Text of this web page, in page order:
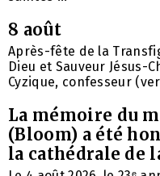
8 août
Après-fête de la
Dieu et Sauveur Jésus-
Cyzique, confesseur
La mémoire du
(Bloom) a été
la cathédrale de